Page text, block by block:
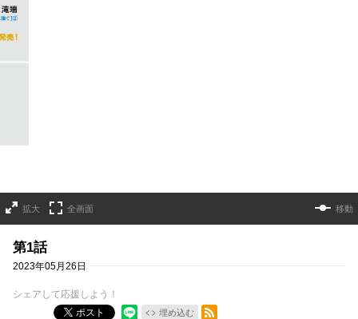
拡大 全画面 移動
第1話
2023年05月26日
シェアして応援しよう！
ポスト
埋め込む
RSSフィード